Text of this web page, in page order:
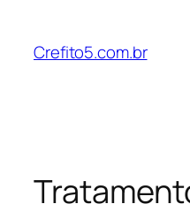
Crefito5.com.br